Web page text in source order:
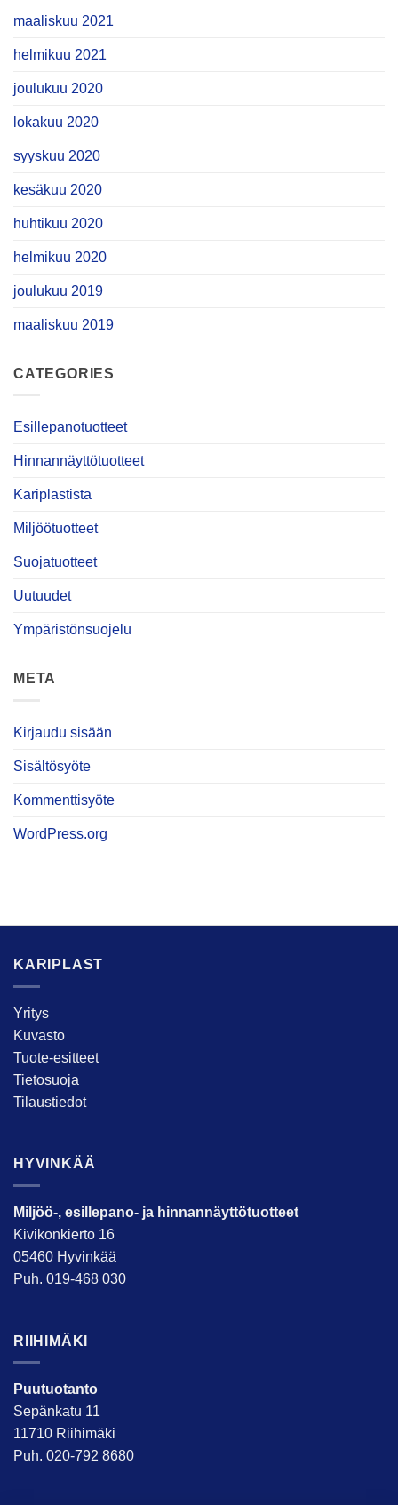
maaliskuu 2021
helmikuu 2021
joulukuu 2020
lokakuu 2020
syyskuu 2020
kesäkuu 2020
huhtikuu 2020
helmikuu 2020
joulukuu 2019
maaliskuu 2019
CATEGORIES
Esillepanotuotteet
Hinnannäyttötuotteet
Kariplastista
Miljöötuotteet
Suojatuotteet
Uutuudet
Ympäristönsuojelu
META
Kirjaudu sisään
Sisältösyöte
Kommenttisyöte
WordPress.org
KARIPLAST
Yritys
Kuvasto
Tuote-esitteet
Tietosuoja
Tilaustiedot
HYVINKÄÄ
Miljöö-, esillepano- ja hinnannäyttötuotteet
Kivikonkierto 16
05460 Hyvinkää
Puh. 019-468 030
RIIHIMÄKI
Puutuotanto
Sepänkatu 11
11710 Riihimäki
Puh. 020-792 8680